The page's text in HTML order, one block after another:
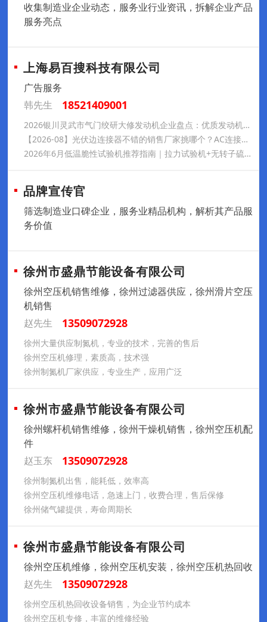
收集制造业企业动态，服务业行业资讯，拆解企业产品
服务亮点
上海易百搜科技有限公司
广告服务
韩先生
18521409001
2026银川灵武市气门绞研大修发动机企业盘点：优质发动机曲轴修复大修发动机选择指南
【2026-08】光伏边连接器不错的销售厂家挑哪个？AC连接器、光伏组件连接器优选——新金阳
2026年6月低温脆性试验机推荐指南｜拉力试验机+无转子硫化仪+门尼粘度仪优选｜扬州振欣试验仪器有限公司
品牌宣传官
筛选制造业口碑企业，服务业精品机构，解析其产品服
务价值
徐州市盛鼎节能设备有限公司
徐州空压机销售维修，徐州过滤器供应，徐州滑片空压
机销售
赵先生
13509072928
徐州大量供应制氮机，专业的技术，完善的售后
徐州空压机修理，素质高，技术强
徐州制氮机厂家供应，专业生产，应用广泛
徐州市盛鼎节能设备有限公司
徐州螺杆机销售维修，徐州干燥机销售，徐州空压机配
件
赵玉东
13509072928
徐州制氮机出售，能耗低，效率高
徐州空压机维修电话，急速上门，收费合理，售后保修
徐州储气罐提供，寿命周期长
徐州市盛鼎节能设备有限公司
徐州空压机维修，徐州空压机安装，徐州空压机热回收
赵先生
13509072928
徐州空压机热回收设备销售，为企业节约成本
徐州空压机专修，丰富的维修经验